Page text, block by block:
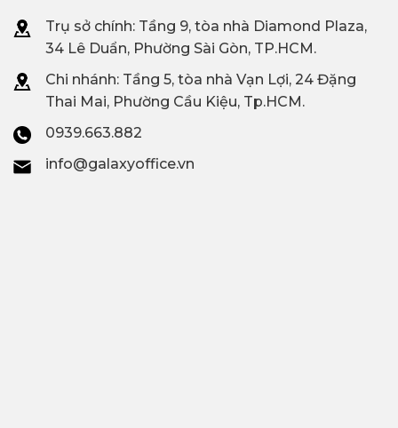
Trụ sở chính: Tầng 9, tòa nhà Diamond Plaza,
34 Lê Duẩn, Phường Sài Gòn, TP.HCM.
Chi nhánh: Tầng 5, tòa nhà Vạn Lợi, 24 Đặng
Thai Mai, Phường Cầu Kiệu, Tp.HCM.
0939.663.882
info@galaxyoffice.vn